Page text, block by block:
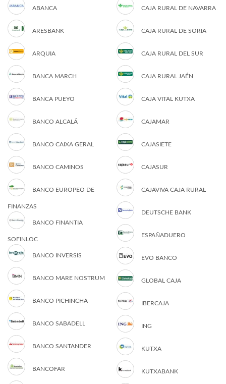
ABANCA
ARESBANK
ARQUIA
BANCA MARCH
BANCA PUEYO
BANCO ALCALÁ
BANCO CAIXA GERAL
BANCO CAMINOS
BANCO EUROPEO DE
FINANZAS
BANCO FINANTIA
SOFINLOC
BANCO INVERSIS
BANCO MARE NOSTRUM
BANCO PICHINCHA
BANCO SABADELL
BANCO SANTANDER
BANCOFAR
CAJA RURAL DE NAVARRA
CAJA RURAL DE SORIA
CAJA RURAL DEL SUR
CAJA RURAL JAÉN
CAJA VITAL KUTXA
CAJAMAR
CAJASIETE
CAJASUR
CAJAVIVA CAJA RURAL
DEUTSCHE BANK
ESPAÑADUERO
EVO BANCO
GLOBAL CAJA
IBERCAJA
ING
KUTXA
KUTXABANK